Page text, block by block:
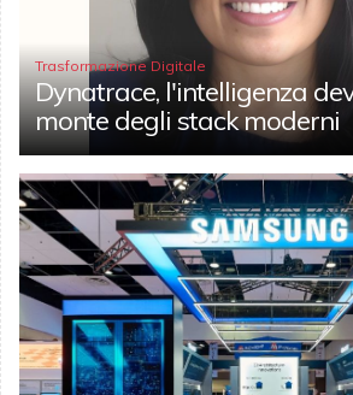
Trasformazione Digitale
Dynatrace, l'intelligenza
monte degli stack moderni